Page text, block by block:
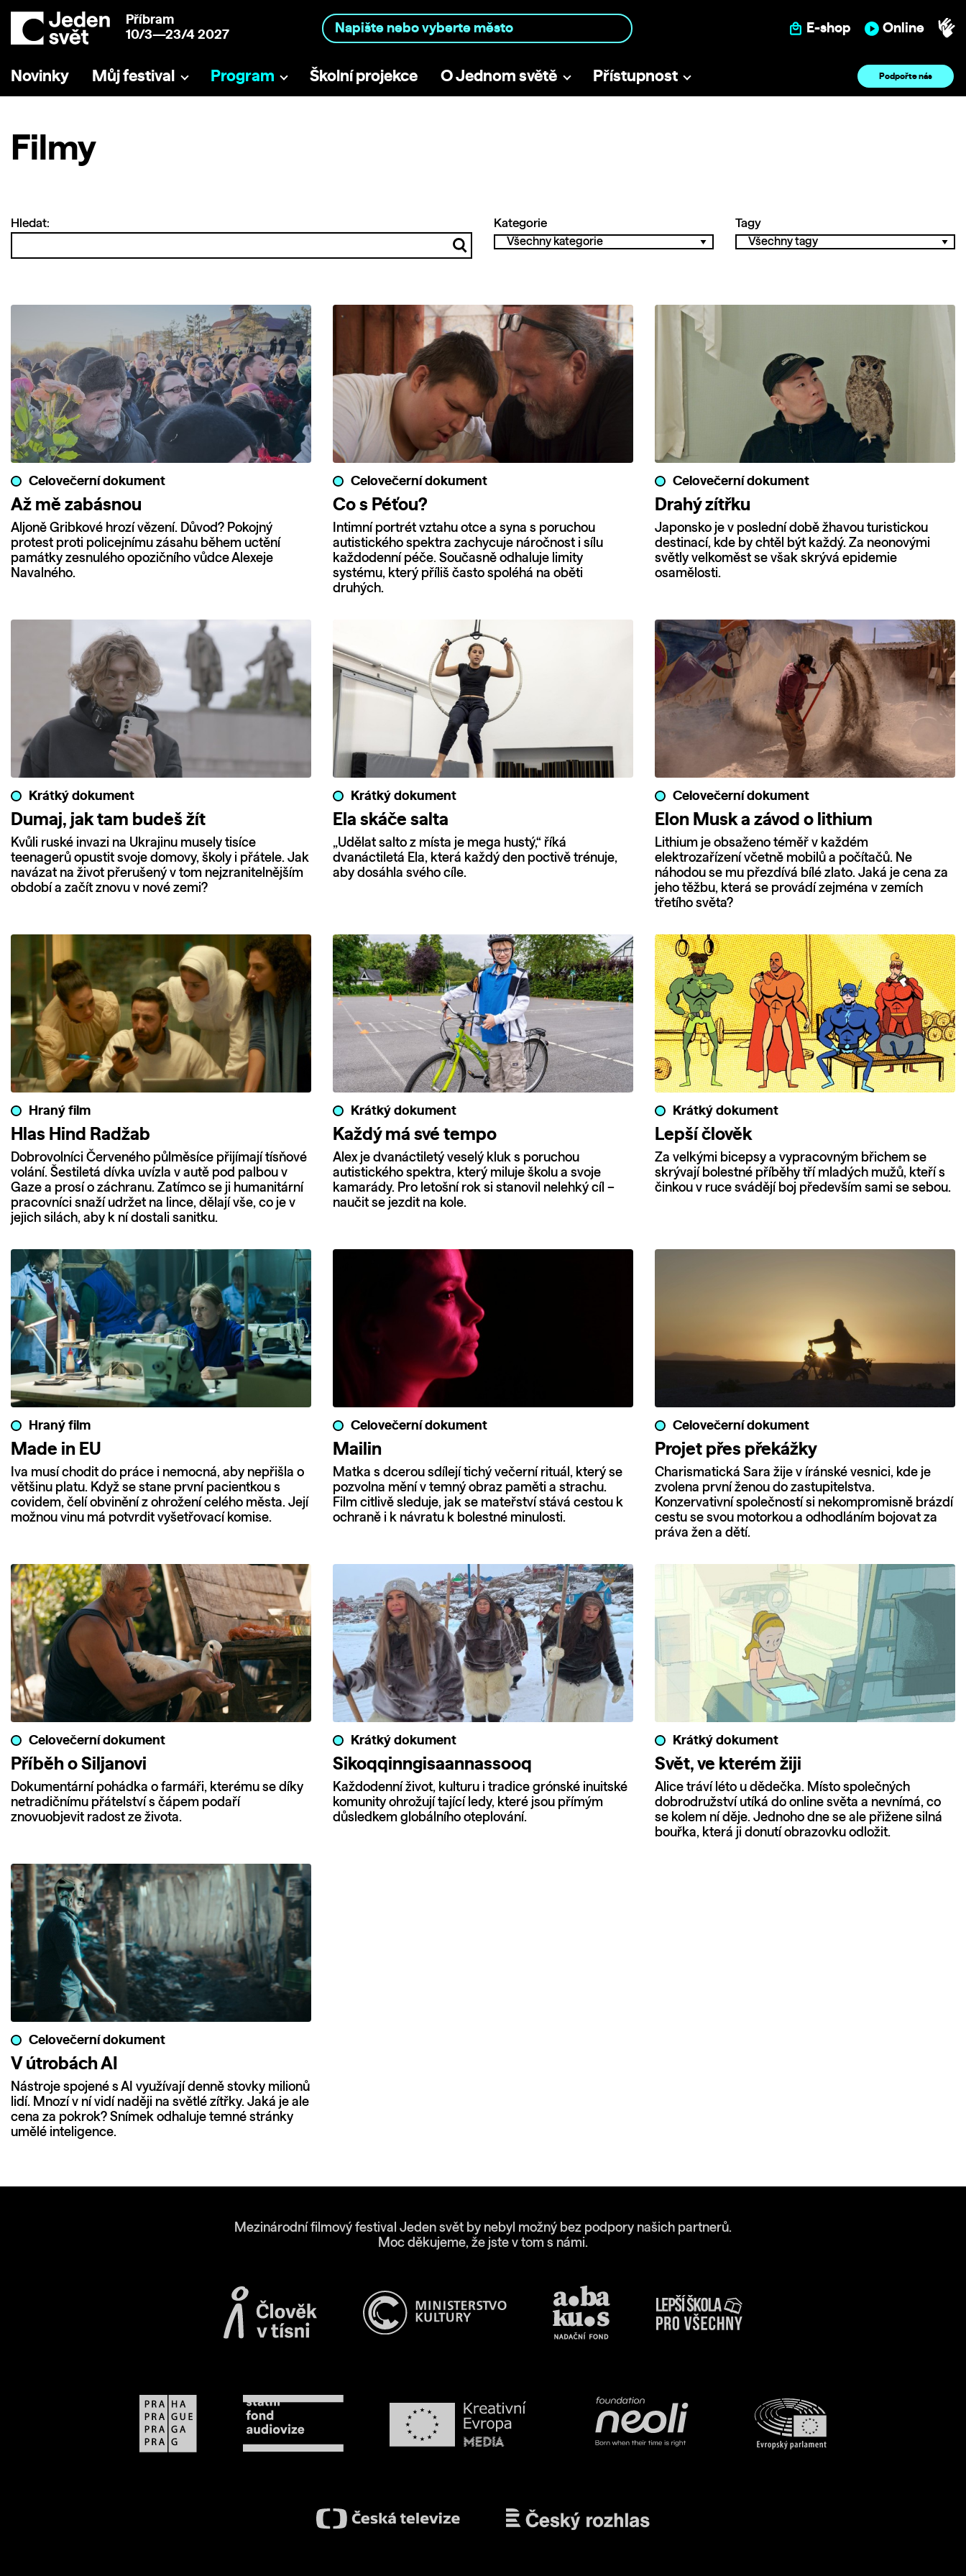
Příbram
10/3—23/4 2027
E-shop Online
Novinky Můj festival Program Školní projekce O Jednom světě Přístupnost Podpořte nás
Filmy
Hledat: Kategorie Tagy
Celovečerní dokument
Až mě zabásnou
Aljoně Gribkové hrozí vězení. Důvod? Pokojný
protest proti policejnímu zásahu během uctění
památky zesnulého opozičního vůdce Alexeje
Navalného.
Celovečerní dokument
Co s Péťou?
Intimní portrét vztahu otce a syna s poruchou
autistického spektra zachycuje náročnost i sílu
každodenní péče. Současně odhaluje limity
systému, který příliš často spoléhá na oběti
druhých.
Celovečerní dokument
Drahý zítřku
Japonsko je v poslední době žhavou turistickou
destinací, kde by chtěl být každý. Za neonovými
světly velkoměst se však skrývá epidemie
osamělosti.
Krátký dokument
Dumaj, jak tam budeš žít
Kvůli ruské invazi na Ukrajinu musely tisíce
teenagerů opustit svoje domovy, školy i přátele. Jak
navázat na život přerušený v tom nejzranitelnějším
období a začít znovu v nové zemi?
Krátký dokument
Ela skáče salta
„Udělat salto z místa je mega hustý,“ říká
dvanáctiletá Ela, která každý den poctivě trénuje,
aby dosáhla svého cíle.
Celovečerní dokument
Elon Musk a závod o lithium
Lithium je obsaženo téměř v každém
elektrozařízení včetně mobilů a počítačů. Ne
náhodou se mu přezdívá bílé zlato. Jaká je cena za
jeho těžbu, která se provádí zejména v zemích
třetího světa?
Hraný film
Hlas Hind Radžab
Dobrovolníci Červeného půlměsíce přijímají tísňové
volání. Šestiletá dívka uvízla v autě pod palbou v
Gaze a prosí o záchranu. Zatímco se ji humanitární
pracovníci snaží udržet na lince, dělají vše, co je v
jejich silách, aby k ní dostali sanitku.
Krátký dokument
Každý má své tempo
Alex je dvanáctiletý veselý kluk s poruchou
autistického spektra, který miluje školu a svoje
kamarády. Pro letošní rok si stanovil nelehký cíl –
naučit se jezdit na kole.
Krátký dokument
Lepší člověk
Za velkými bicepsy a vypracovným břichem se
skrývají bolestné příběhy tří mladých mužů, kteří s
činkou v ruce svádějí boj především sami se sebou.
Hraný film
Made in EU
Iva musí chodit do práce i nemocná, aby nepřišla o
většinu platu. Když se stane první pacientkou s
covidem, čelí obvinění z ohrožení celého města. Její
možnou vinu má potvrdit vyšetřovací komise.
Celovečerní dokument
Mailin
Matka s dcerou sdílejí tichý večerní rituál, který se
pozvolna mění v temný obraz paměti a strachu.
Film citlivě sleduje, jak se mateřství stává cestou k
ochraně i k návratu k bolestné minulosti.
Celovečerní dokument
Projet přes překážky
Charismatická Sara žije v íránské vesnici, kde je
zvolena první ženou do zastupitelstva.
Konzervativní společností si nekompromisně brázdí
cestu se svou motorkou a odhodláním bojovat za
práva žen a dětí.
Celovečerní dokument
Příběh o Siljanovi
Dokumentární pohádka o farmáři, kterému se díky
netradičnímu přátelství s čápem podaří
znovuobjevit radost ze života.
Krátký dokument
Sikoqqinngisaannassooq
Každodenní život, kulturu i tradice grónské inuitské
komunity ohrožují tající ledy, které jsou přímým
důsledkem globálního oteplování.
Krátký dokument
Svět, ve kterém žiji
Alice tráví léto u dědečka. Místo společných
dobrodružství utíká do online světa a nevnímá, co
se kolem ní děje. Jednoho dne se ale přižene silná
bouřka, která ji donutí obrazovku odložit.
Celovečerní dokument
V útrobách AI
Nástroje spojené s AI využívají denně stovky milionů
lidí. Mnozí v ní vidí naději na světlé zítřky. Jaká je ale
cena za pokrok? Snímek odhaluje temné stránky
umělé inteligence.
Mezinárodní filmový festival Jeden svět by nebyl možný bez podpory našich partnerů.
Moc děkujeme, že jste v tom s námi.